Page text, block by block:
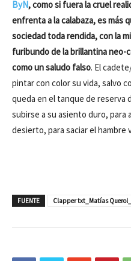
ByN, como si fuera la cruel
enfrenta a la calabaza, es más
sociedad toda rendida, con la
furibundo de la brillantina neo-
como un saludo falso. El
pintar con color su vida, salvo
queda en el tanque de reserva
subirse a su asiento duro, para
desierto, para saciar el hambre
FUENTE Clapper txt_Matías